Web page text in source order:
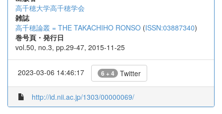
高千穂大学高千穂学会
雑誌
高千穂論叢 = THE TAKACHIHO RONSO (ISSN:03887340)
巻号頁・発行日
vol.50, no.3, pp.29-47, 2015-11-25
2023-03-06 14:46:17 6 + 4 Twitter
http://id.nii.ac.jp/1303/00000069/